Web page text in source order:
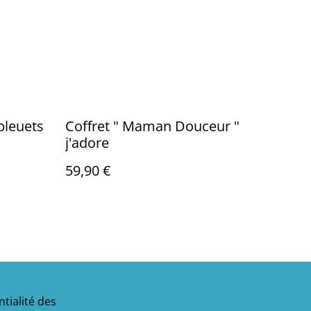
Coffret " Maman Douceur "
j'adore
59,90 €
des